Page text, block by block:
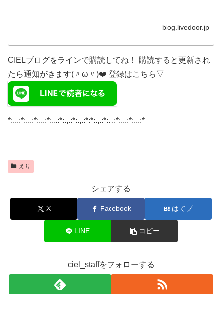
blog.livedoor.jp
CIELブログをラインで購読してね！ 購読すると更新され
たら通知がきます(〃ω〃)❤️ 登録はこちら▽
*:.,.:*:.,.:*:.,.:*:.,.:*:.,.:*:.,.:*:*:.,.:*:.,.:*:.,.:*:.,.:*
えり
シェアする
X Facebook はてブ
LINE コピー
ciel_staffをフォローする